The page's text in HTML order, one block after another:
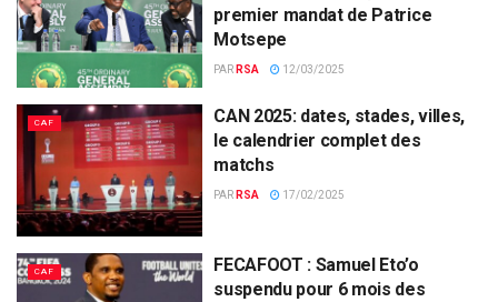
premier mandat de Patrice
Motsepe
PAR RSA 12/03/2025
CAF
CAN 2025: dates, stades, villes,
le calendrier complet des
matchs
PAR RSA 17/02/2025
CAF
FECAFOOT : Samuel Eto’o
suspendu pour 6 mois des